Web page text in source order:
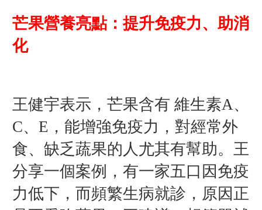
芒果營養亮點：提升免疫力、助消
化
王健宇表示，芒果含有 維生素A、
C、E，能增強免疫力，對經常外
食、缺乏蔬果的人尤其有幫助。 王
分享一個案例，有一家五口因免疫
力低下，而頻繁生病就診，原因正